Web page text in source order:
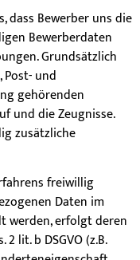
dass Bewerber uns die
Bewerberdaten
Grundsätzlich
und
gehörenden
und die Zeugnisse.
zusätzliche
freiwillig
Daten im
werden, erfolgt deren
lit. b DSGVO (z.B.